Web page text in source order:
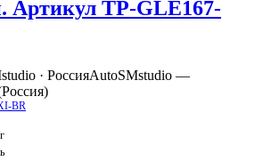
Артикул TP-GLE167-
· РоссияAutoSMstudio —
BR